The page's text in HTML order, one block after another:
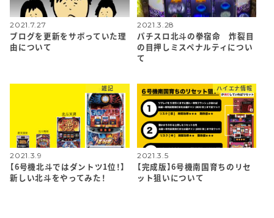
2021.7.27
ブログを更新をサボっていた理
由について
2021.3.28
パチスロ北斗の拳宿命 炸裂目
の目押しミスペナルティについ
て
雑記
2021.3.9
【6号機北斗ではダントツ1位！】
新しい北斗をやってみた！
ハイエナ情報
2021.3.5
【完成版】6号機南国育ちのリセ
ット狙いについて